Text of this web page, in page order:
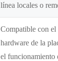
línea locales o
Compatible con el
hardware de la
el funcionamiento